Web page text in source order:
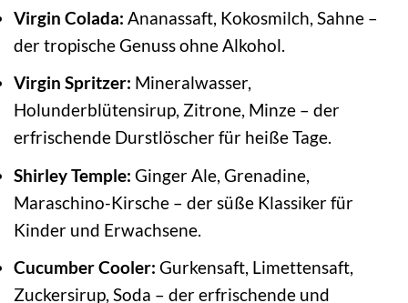
Virgin Colada: Ananassaft, Kokosmilch, Sahne –
der tropische Genuss ohne Alkohol.
Virgin Spritzer: Mineralwasser,
Holunderblütensirup, Zitrone, Minze – der
erfrischende Durstlöscher für heiße Tage.
Shirley Temple: Ginger Ale, Grenadine,
Maraschino-Kirsche – der süße Klassiker für
Kinder und Erwachsene.
Cucumber Cooler: Gurkensaft, Limettensaft,
Zuckersirup, Soda – der erfrischende und